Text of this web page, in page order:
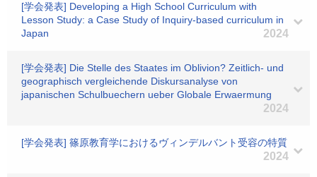
[学会発表] Developing a High School Curriculum with
Lesson Study: a Case Study of Inquiry-based curriculum in
Japan
2024
[学会発表] Die Stelle des Staates im Oblivion? Zeitlich- und
geographisch vergleichende Diskursanalyse von
japanischen Schulbuechern ueber Globale Erwaermung
2024
[学会発表] 篠原教育学におけるヴィンデルバント受容の特質
2024